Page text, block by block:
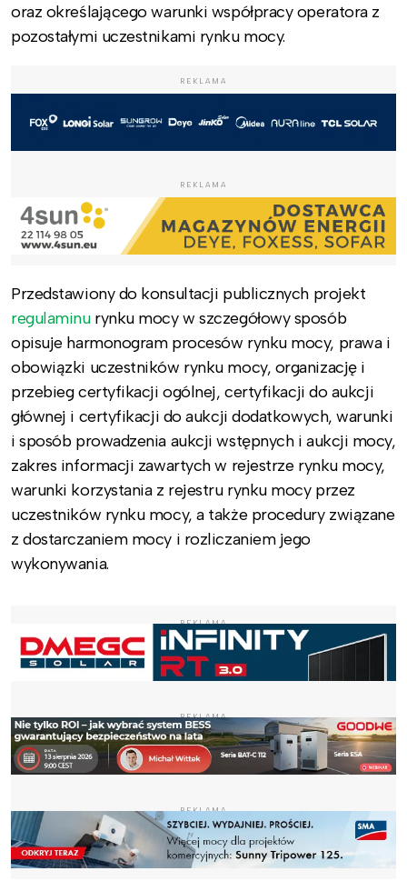
oraz określającego warunki współpracy operatora z
pozostałymi uczestnikami rynku mocy.
REKLAMA
REKLAMA
Przedstawiony do konsultacji publicznych projekt
regulaminu rynku mocy w szczegółowy sposób
opisuje harmonogram procesów rynku mocy, prawa i
obowiązki uczestników rynku mocy, organizację i
przebieg certyfikacji ogólnej, certyfikacji do aukcji
głównej i certyfikacji do aukcji dodatkowych, warunki
i sposób prowadzenia aukcji wstępnych i aukcji mocy,
zakres informacji zawartych w rejestrze rynku mocy,
warunki korzystania z rejestru rynku mocy przez
uczestników rynku mocy, a także procedury związane
z dostarczaniem mocy i rozliczaniem jego
wykonywania.
REKLAMA
REKLAMA
REKLAMA